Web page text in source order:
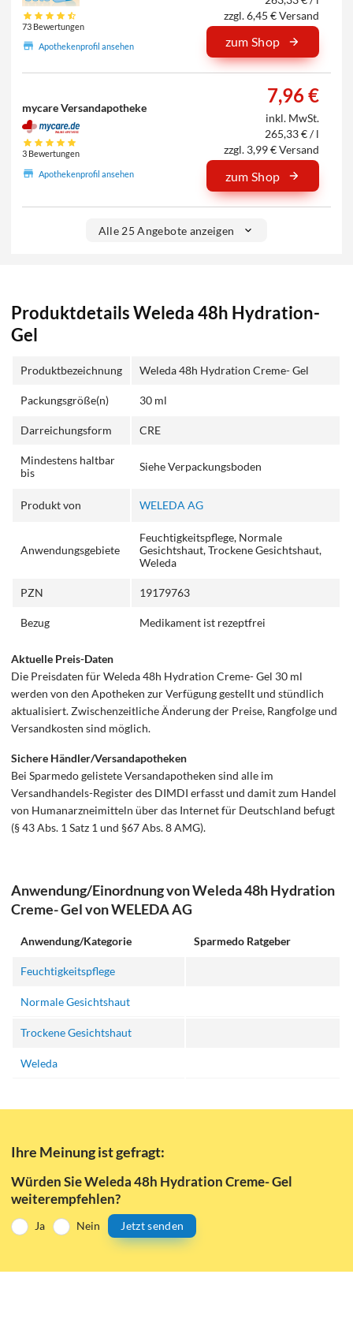
73 Bewertungen
Apothekenprofil ansehen
zzgl. 6,45 € Versand
zum Shop
mycare Versandapotheke
3 Bewertungen
Apothekenprofil ansehen
7,96 €
inkl. MwSt.
265,33 € / l
zzgl. 3,99 € Versand
zum Shop
Alle 25 Angebote anzeigen
Produktdetails Weleda 48h Hydration-
Gel
Produktbezeichnung Weleda 48h Hydration Creme- Gel
Packungsgröße(n) 30 ml
Darreichungsform CRE
Mindestens haltbar
bis
Siehe Verpackungsboden
Produkt von WELEDA AG
Anwendungsgebiete
Feuchtigkeitspflege, Normale
Gesichtshaut, Trockene Gesichtshaut,
Weleda
PZN 19179763
Bezug Medikament ist rezeptfrei
Aktuelle Preis-Daten
Die Preisdaten für Weleda 48h Hydration Creme- Gel 30 ml
werden von den Apotheken zur Verfügung gestellt und stündlich
aktualisiert. Zwischenzeitliche Änderung der Preise, Rangfolge und
Versandkosten sind möglich.
Sichere Händler/Versandapotheken
Bei Sparmedo gelistete Versandapotheken sind alle im
Versandhandels-Register des DIMDI erfasst und damit zum Handel
von Humanarzneimitteln über das Internet für Deutschland befugt
(§ 43 Abs. 1 Satz 1 und §67 Abs. 8 AMG).
Anwendung/Einordnung von Weleda 48h Hydration
Creme- Gel von WELEDA AG
Anwendung/Kategorie Sparmedo Ratgeber
Feuchtigkeitspflege
Normale Gesichtshaut
Trockene Gesichtshaut
Weleda
Ihre Meinung ist gefragt:
Würden Sie Weleda 48h Hydration Creme- Gel
weiterempfehlen?
Ja Nein Jetzt senden